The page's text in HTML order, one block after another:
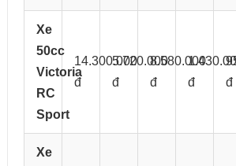
Xe
50cc
Victoria
RC
Sport
14.300.000
đ
5.720.000
đ
8.580.000
đ
đ
đ
Xe